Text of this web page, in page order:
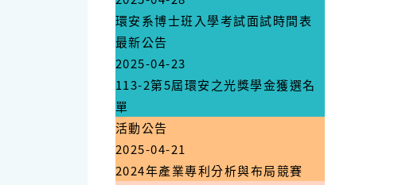
環安系博士班入學考試面試時間表
最新公告
2025-04-23
113-2第5屆環安之光獎學金獲選名
單
活動公告
2025-04-21
2024年產業專利分析與布局競賽